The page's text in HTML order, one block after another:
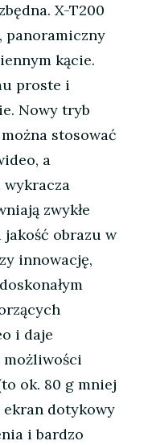
X-T200
panoramiczny
kącie.
proste i
Nowy tryb
stosować
a
wykracza
zwykłe
obrazu w
innowację,
i daje
ok. 80 g mniej
ekran dotykowy
i bardzo